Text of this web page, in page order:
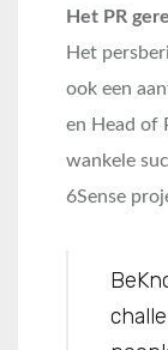
Het PR
Het
ook een
en Head of
wankele
6Sense